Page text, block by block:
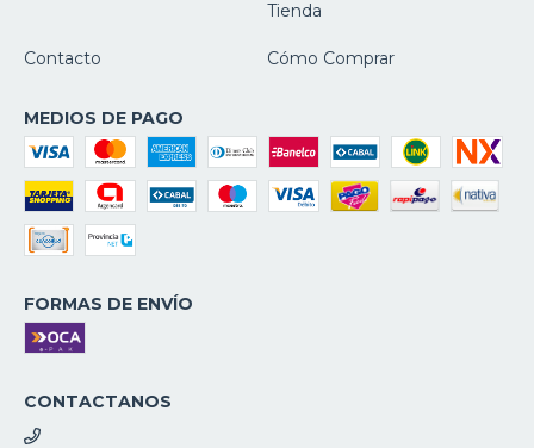
Tienda
Contacto Cómo Comprar
MEDIOS DE PAGO
FORMAS DE ENVÍO
CONTACTANOS